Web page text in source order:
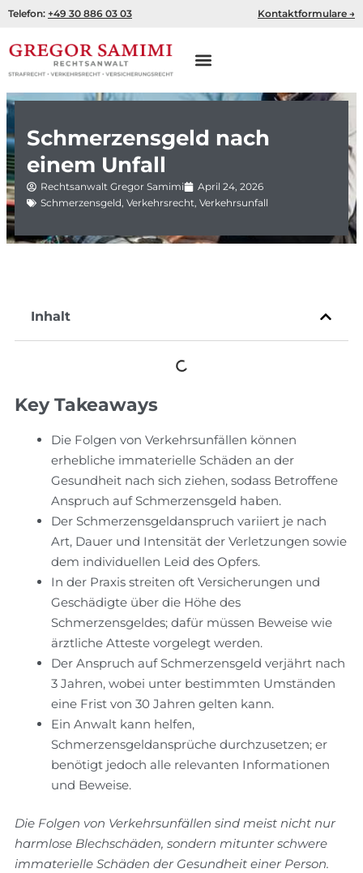
Zum
springen
Telefon: +49 30 886 03 03 Kontaktformulare →
Schmerzensgeld nach
einem Unfall
Rechtsanwalt Gregor Samimi
April 24, 2026
Schmerzensgeld,Verkehrsrecht,Verkehrsunfall
Inhalt
Key Takeaways
Die Folgen von Verkehrsunfällen können
erhebliche immaterielle Schäden an der
Gesundheit nach sich ziehen, sodass Betroffene
Anspruch auf Schmerzensgeld haben.
Der Schmerzensgeldanspruch variiert je nach
Art, Dauer und Intensität der Verletzungen sowie
dem individuellen Leid des Opfers.
In der Praxis streiten oft Versicherungen und
Geschädigte über die Höhe des
Schmerzensgeldes; dafür müssen Beweise wie
ärztliche Atteste vorgelegt werden.
Der Anspruch auf Schmerzensgeld verjährt nach
3 Jahren, wobei unter bestimmten Umständen
eine Frist von 30 Jahren gelten kann.
Ein Anwalt kann helfen,
Schmerzensgeldansprüche durchzusetzen; er
benötigt jedoch alle relevanten Informationen
und Beweise.
Die Folgen von Verkehrsunfällen sind meist nicht nur
harmlose Blechschäden, sondern mitunter schwere
immaterielle Schäden der Gesundheit einer Person.